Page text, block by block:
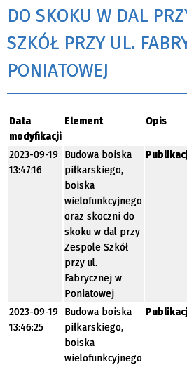
DO SKOKU W DAL
SZKÓŁ PRZY UL.
PONIATOWEJ
Data
modyfikacji
Element Opis
2023-09-19
13:47:16
Budowa boiska
piłkarskiego,
boiska
wielofunkcyjnego
oraz skoczni do
skoku w dal przy
Zespole Szkół
przy ul.
Fabrycznej w
Poniatowej
2023-09-19
13:46:25
Budowa boiska
piłkarskiego,
boiska
wielofunkcyjnego